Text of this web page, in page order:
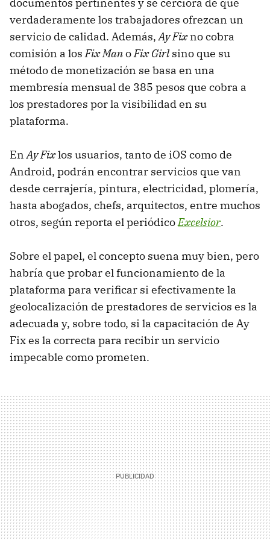
verdaderamente los trabajadores ofrezcan un
servicio de calidad. Además,Ay Fixno cobra
comisión a losFix ManoFix Girlsino que su
método de monetización se basa en una
membresía mensual de 385 pesos que cobra a
los prestadores por la visibilidad en su
plataforma.
EnAy Fixlos usuarios, tanto de iOS como de
Android, podrán encontrar servicios que van
desde cerrajería, pintura, electricidad, plomería,
hasta abogados, chefs, arquitectos, entre muchos
otros, según reporta el periódicoExcelsior.
Sobre el papel, el concepto suena muy bien, pero
habría que probar el funcionamiento de la
plataforma para verificar si efectivamente la
geolocalización de prestadores de servicios es la
adecuada y, sobre todo, si la capacitación de Ay
Fix es la correcta para recibir un servicio
impecable como prometen.